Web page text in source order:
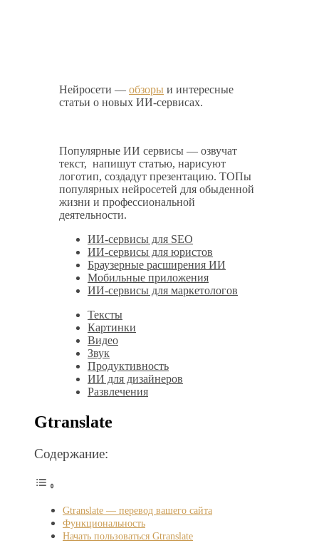
Нейросети — обзоры и интересные
статьи о новых ИИ-сервисах.
Популярные ИИ сервисы — озвучат
текст, напишут статью, нарисуют
логотип, создадут презентацию. ТОПы
популярных нейросетей для обыденной
жизни и профессиональной
деятельности.
ИИ-сервисы для SEO
ИИ-сервисы для юристов
Браузерные расширения ИИ
Мобильные приложения
ИИ-сервисы для маркетологов
Тексты
Картинки
Видео
Звук
Продуктивность
ИИ для дизайнеров
Развлечения
Gtranslate
Содержание:
Gtranslate — перевод вашего сайта
Функциональность
Начать пользоваться Gtranslate